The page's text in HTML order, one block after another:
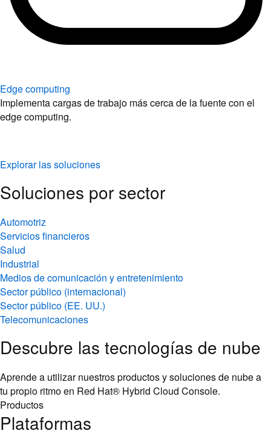
Edge computing
Implementa cargas de trabajo más cerca de la fuente con el
edge computing.
Explorar las soluciones
Soluciones por sector
Automotriz
Servicios financieros
Salud
Industrial
Medios de comunicación y entretenimiento
Sector público (internacional)
Sector público (EE. UU.)
Telecomunicaciones
Descubre las tecnologías de nube
Aprende a utilizar nuestros productos y soluciones de nube a
tu propio ritmo en Red Hat® Hybrid Cloud Console.
Productos
Plataformas